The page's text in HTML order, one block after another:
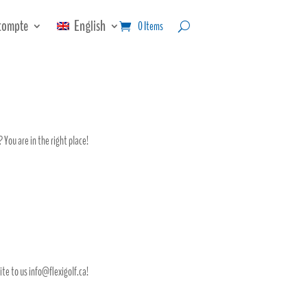
English 0 Items
are in the right place!
to usinfo@flexigolf.ca!